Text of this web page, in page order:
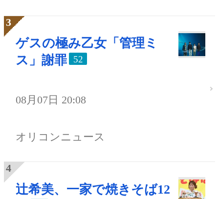
ゲスの極み乙女「管理ミ
ス」謝罪
52
08月07日 20:08
オリコンニュース
辻希美、一家で焼きそば12